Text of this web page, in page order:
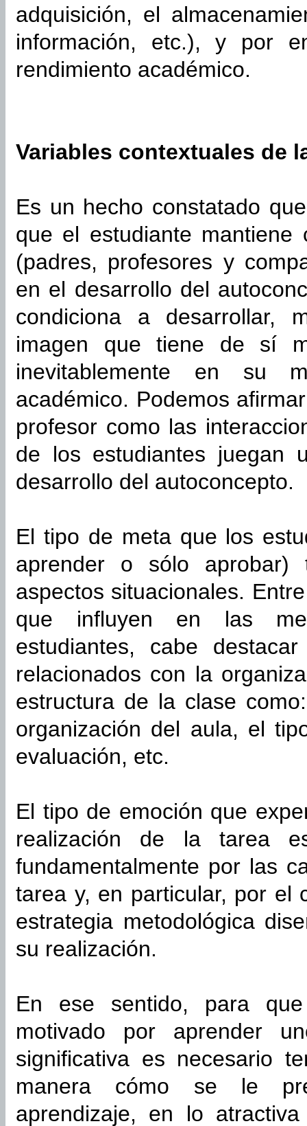
adquisición, el
información, etc.), y por
rendimiento académico.
Variables contextuales de
Es un hecho constatado
que el estudiante mantiene
(padres, profesores y
en el desarrollo del
condiciona a desarrollar,
imagen que tiene de sí
inevitablemente en su
académico. Podemos
profesor como las
de los estudiantes juegan
desarrollo del autoconcepto.
El tipo de meta que los
aprender o sólo aprobar)
aspectos situacionales.
que influyen en las
estudiantes, cabe
relacionados con la
estructura de la clase
organización del aula, el
evaluación, etc.
El tipo de emoción que
realización de la tarea
fundamentalmente por las
tarea y, en particular, por el
estrategia metodológica
su realización.
En ese sentido, para
motivado por aprender
significativa es necesario
manera cómo se le
aprendizaje, en lo